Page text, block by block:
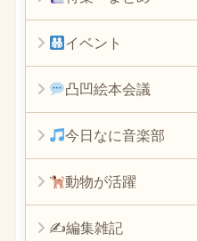
イベント
凸凹絵本会議
今日なに音楽部
動物が活躍
✍編集雑記